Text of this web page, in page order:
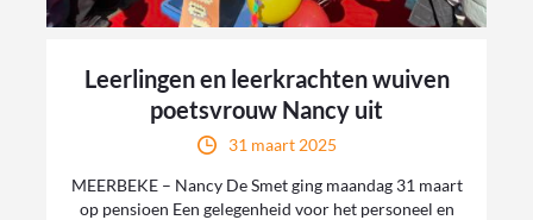
Leerlingen en leerkrachten wuiven
poetsvrouw Nancy uit
31 maart 2025
MEERBEKE – Nancy De Smet ging maandag 31 maart
op pensioen Een gelegenheid voor het personeel en